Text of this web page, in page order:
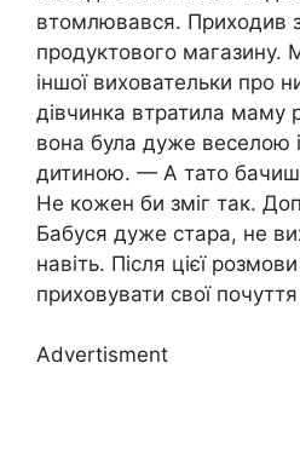
втомлювався. Приходив
продуктового магазину.
іншої виховательки про
дівчинка втратила маму
вона була дуже веселою
дитиною. — А тато
Не кожен би зміг так.
Бабуся дуже стара, не
навіть. Після цієї
приховувати свої
Advertisment